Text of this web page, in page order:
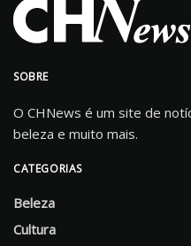
SOBRE
O CHNews é um site de
beleza e muito mais.
CATEGORIAS
Beleza
Cultura